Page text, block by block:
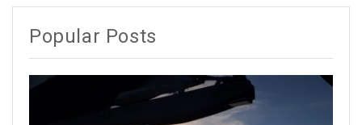
Popular Posts